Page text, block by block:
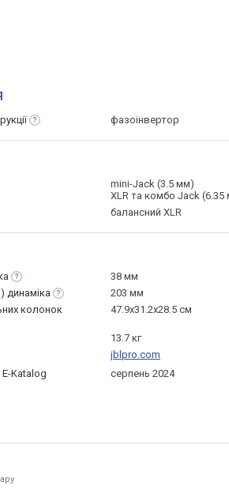
фазоінвертор
mini-Jack (3.5 мм)
XLR та комбо Jack (6.35
балансний XLR
38 мм
динаміка
203 мм
колонок
47.9x31.2x28.5 см
13.7 кг
jblpro.com
Katalog
серпень 2024